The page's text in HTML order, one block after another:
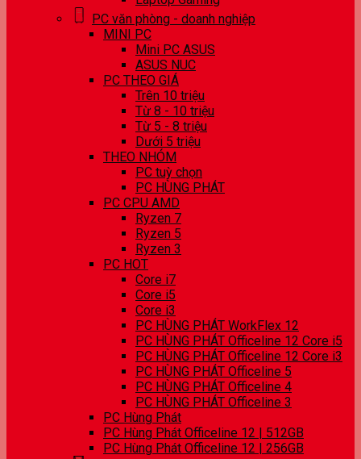
PC văn phòng - doanh nghiệp
MINI PC
Mini PC ASUS
ASUS NUC
PC THEO GIÁ
Trên 10 triệu
Từ 8 - 10 triệu
Từ 5 - 8 triệu
Dưới 5 triệu
THEO NHÓM
PC tuỳ chọn
PC HÙNG PHÁT
PC CPU AMD
Ryzen 7
Ryzen 5
Ryzen 3
PC HOT
Core i7
Core i5
Core i3
PC HÙNG PHÁT WorkFlex 12
PC HÙNG PHÁT Officeline 12 Core i5
PC HÙNG PHÁT Officeline 12 Core i3
PC HÙNG PHÁT Officeline 5
PC HÙNG PHÁT Officeline 4
PC HÙNG PHÁT Officeline 3
PC Hùng Phát
PC Hùng Phát Officeline 12 | 512GB
PC Hùng Phát Officeline 12 | 256GB